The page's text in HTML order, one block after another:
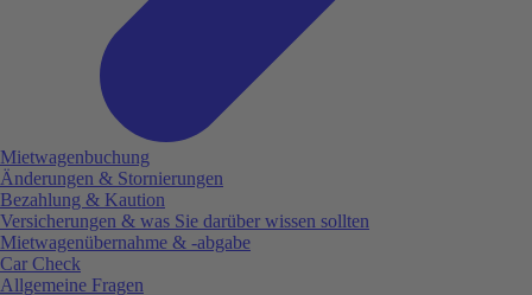
Mietwagenbuchung
Änderungen & Stornierungen
Bezahlung & Kaution
Versicherungen & was Sie darüber wissen sollten
Mietwagenübernahme & -abgabe
Car Check
Allgemeine Fragen